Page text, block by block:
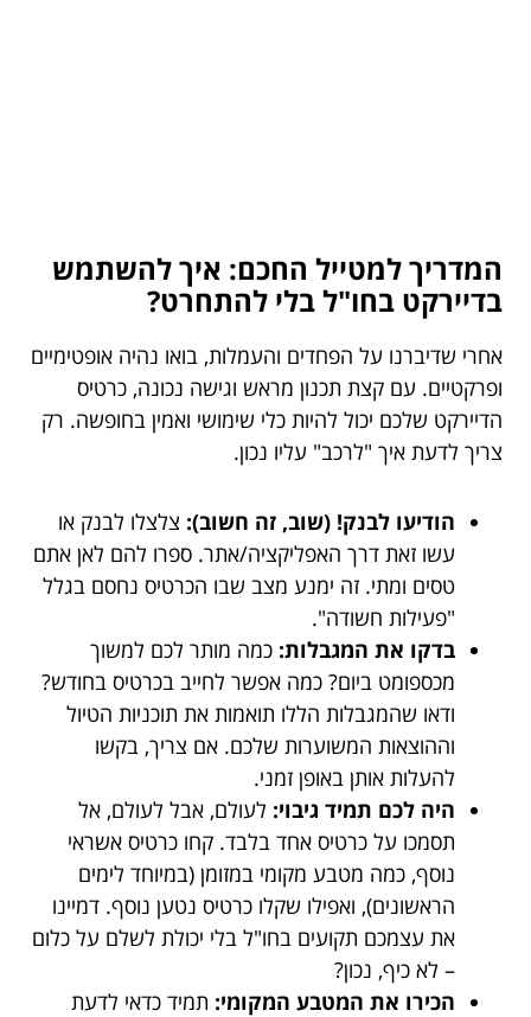
המדריך למטייל החכם: איך להשתמש
בדיירקט בחו"ל בלי להתחרט?
אחרי שדיברנו על הפחדים והעמלות, בואו נהיה אופטימיים
ופרקטיים. עם קצת תכנון מראש וגישה נכונה, כרטיס
הדיירקט שלכם יכול להיות כלי שימושי ואמין בחופשה. רק
צריך לדעת איך "לרכב" עליו נכון.
הודיעו לבנק! (שוב, זה חשוב): צלצלו לבנק או
עשו זאת דרך האפליקציה/אתר. ספרו להם לאן אתם
טסים ומתי. זה ימנע מצב שבו הכרטיס נחסם בגלל
"פעילות חשודה".
בדקו את המגבלות: כמה מותר לכם למשוך
מכספומט ביום? כמה אפשר לחייב בכרטיס בחודש?
ודאו שהמגבלות הללו תואמות את תוכניות הטיול
וההוצאות המשוערות שלכם. אם צריך, בקשו
להעלות אותן באופן זמני.
היה לכם תמיד גיבוי: לעולם, אבל לעולם, אל
תסמכו על כרטיס אחד בלבד. קחו כרטיס אשראי
נוסף, כמה מטבע מקומי במזומן (במיוחד לימים
הראשונים), ואפילו שקלו כרטיס נטען נוסף. דמיינו
את עצמכם תקועים בחו"ל בלי יכולת לשלם על כלום
– לא כיף, נכון?
הכירו את המטבע המקומי: תמיד כדאי לדעת